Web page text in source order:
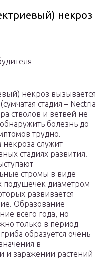
некроз
некроз вызывается
стадия – Nectria
стволов и ветвей не
болезнь до
трудно.
служит
стадиях развития.
стромы в виде
подушечек диаметром
развивается
Образование
всего года, но
только в период
образуется очень
в
и заражении растений